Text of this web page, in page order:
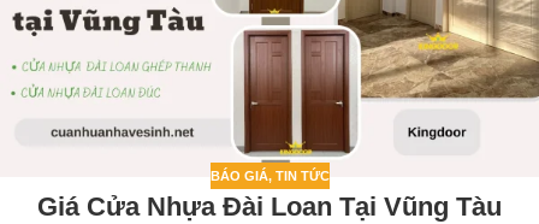
BÁO GIÁ, TIN TỨC
Giá Cửa Nhựa Đài Loan Tại Vũng Tàu